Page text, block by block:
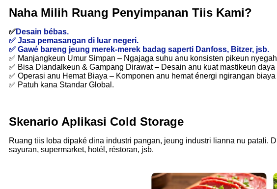
Naha Milih Ruang Penyimpanan Tiis Kami?
✅Desain bébas.
✅ Jasa pemasangan di luar negeri.
✅ Gawé bareng jeung merek-merek badag saperti Danfoss, Bitzer, jsb.
✅ Manjangkeun Umur Simpan – Ngajaga suhu anu konsisten pikeun
✅ Bisa Diandalkeun & Gampang Dirawat – Desain anu kuat mastikeun
✅ Operasi anu Hemat Biaya – Komponen anu hemat énergi ngirangan biaya
✅ Patuh kana Standar Global.
Skenario Aplikasi Cold Storage
Ruang tiis loba dipaké dina industri pangan, jeung industri lianna nu patali.
sayuran, supermarket, hotél, réstoran, jsb.